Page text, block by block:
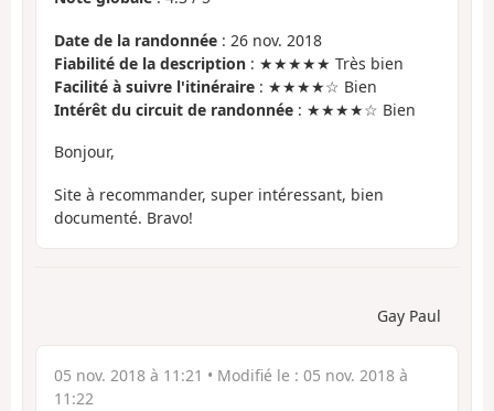
Date de la randonnée : 26 nov. 2018
Fiabilité de la description : ★★★★★ Très bien
Facilité à suivre l'itinéraire : ★★★★☆ Bien
Intérêt du circuit de randonnée : ★★★★☆ Bien
Bonjour,
Site à recommander, super intéressant, bien
documenté. Bravo!
Gay Paul
05 nov. 2018 à 11:21 • Modifié le : 05 nov. 2018 à
11:22